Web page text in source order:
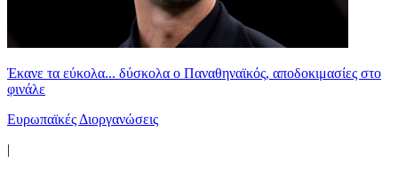
Έκανε τα εύκολα... δύσκολα ο Παναθηναϊκός, αποδοκιμασίες στο
φινάλε
Ευρωπαϊκές Διοργανώσεις
|